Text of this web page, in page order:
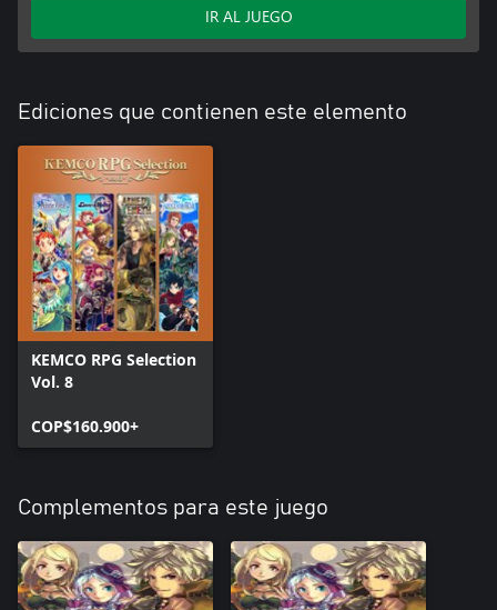
IR AL JUEGO
Ediciones que contienen este elemento
KEMCO RPG Selection
Vol. 8
COP$160.900+
Complementos para este juego